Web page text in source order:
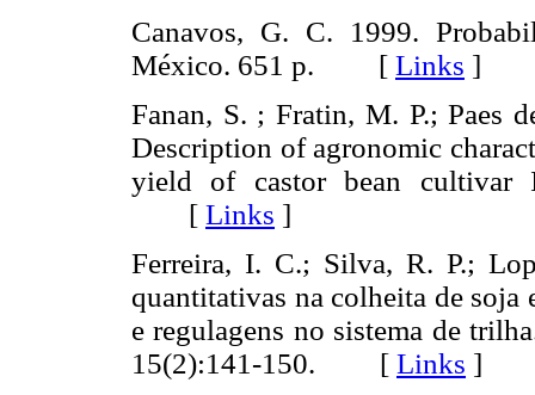
Canavos, G. C. 1999.
México. 651 p. [ Links ]
Fanan, S. ; Fratin, M. P.; Paes
Description of agronomic
yield of castor bean cultivar
[ Links ]
Ferreira, I. C.; Silva, R. P.;
quantitativas na colheita de soja
e regulagens no sistema de
15(2):141-150. [ Links ]